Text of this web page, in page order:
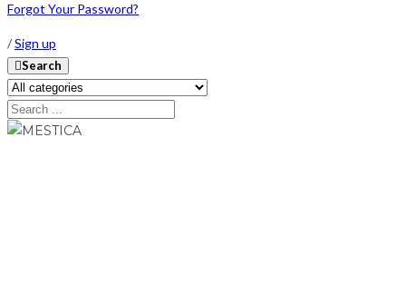
Forgot Your Password?
/Sign up
Search